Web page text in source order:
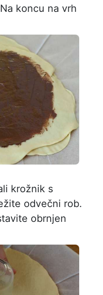
koncu na vrh
krožnik s
odvečni rob.
obrnjen